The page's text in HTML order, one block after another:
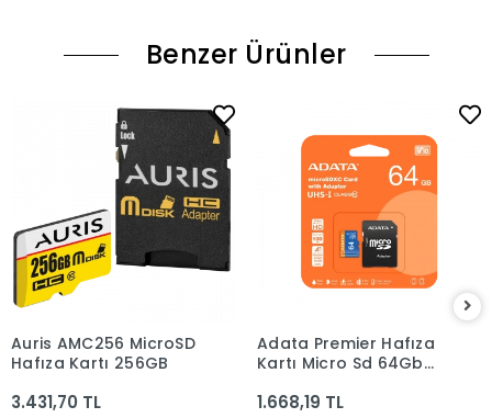
Benzer Ürünler
Auris AMC256 MicroSD
Hafıza Kartı 256GB
3.431,70 TL
Adata Premier Hafıza
Kartı Micro Sd 64Gb
1.668,19 TL